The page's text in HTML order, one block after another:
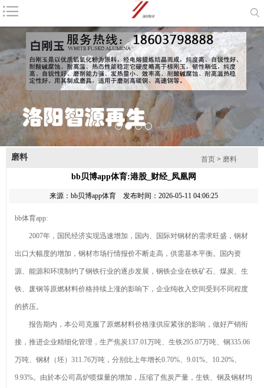
咨询电话：
18603798888
首页公司简介产品中心新闻资讯耐火材料磨料联系我们网站地图
1 2 3 4
钻石最新资
讯-快科技--科技
改动未来
2026年8月
金刚砂厂家推荐
指南：除锈金刚
产业链上的
山东好品牌丨藏
钻石最新资
讯-快科技--科技
改动未来
2026年8月
金刚砂厂家推荐
指南：除锈金刚
砂喷砂黑磨料公
产业链上的
山东好品牌丨藏
在玻璃中
棕刚玉的主
要成分有什么
磨料 首页> 磨料
bb贝博app体育:港股_财经_凤凰网
来源： bb贝博app体育发布时间：2026-05-11 04:06:25
bb体育app:
2007年，国民经济实现迅速增加，国内、国际对钢材的需求旺盛，钢材
出口大幅度的增加，钢材市场行情报价不断走高，供需基本平衡。国内资
源、能源和环境制约了钢铁行业的逐步发展，钢铁企业在铁矿石、煤炭、生
铁、废钢等原燃材料价格持续上涨的影响下，企业纯收入空间受到不同程度
的挤压。
报告期内，本公司克服了原燃材料价格涨供应紧张的影响，做好产销衔
接，推进企业精细化管理，生产焦炭137.01万吨、生铁295.07万吨、钢335.06
万吨、钢材（坯）311.76万吨，分别比上年增长0.70%、9.01%、10.20%、
9.93%。由於本公司高炉喷煤量的增加，压缩了焦炭产量，生铁、钢及钢材均